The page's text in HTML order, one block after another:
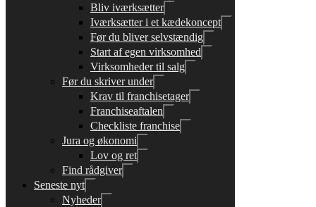
Bliv iværksætter
Iværksætter i et kædekoncept
Før du bliver selvstændig
Start af egen virksomhed
Virksomheder til salg
Før du skriver under
Krav til franchisetager
Franchiseaftalen
Checkliste franchise
Jura og økonomi
Lov og ret
Find rådgiver
Seneste nyt
Nyheder